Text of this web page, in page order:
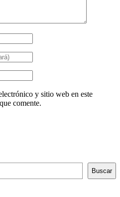
y sitio web en este
comente.
Buscar